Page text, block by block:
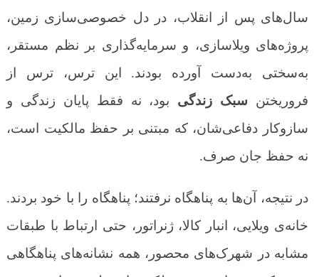
سال‌های پس از انقلاب، در دل خصوصی‌سازی زمین،
پروژه‌های ویلاسازی، و سرمایه‌گذاری بر نظم مستقر،
به‌سختی به‌دست آورده بودند. این ترس، ترس از
فروریختن سبک زندگی بود، نه فقط پایان زندگی و
سازوکار دفاعی‌شان، که مبتنی بر حفظ مالکیت است،
نه حفظ جان صرف.
در نتیجه، آن‌ها به پناهگاه نرفتند؛ پناهگاه را با خود بردند.
خانه‌ی ویلایی، انبار کالا، ژنراتور، حتی ارتباط با طبقات
مشابه در شهرک‌های محصور، همه نشانه‌های پناهگاهی